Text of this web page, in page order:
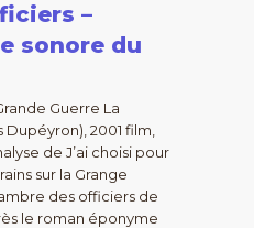
–
sonore du
Guerre La
2001 film,
de J’ai choisi pour
sur la Grange
des officiers de
le roman éponyme